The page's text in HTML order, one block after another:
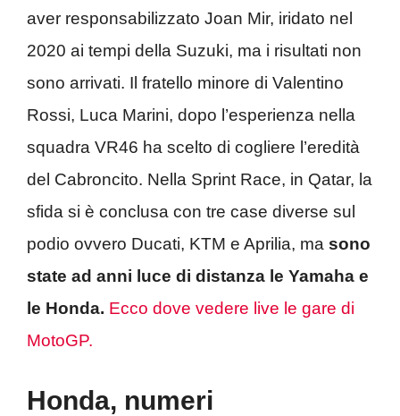
aver responsabilizzato Joan Mir, iridato nel
2020 ai tempi della Suzuki, ma i risultati non
sono arrivati. Il fratello minore di Valentino
Rossi, Luca Marini, dopo l’esperienza nella
squadra VR46 ha scelto di cogliere l’eredità
del Cabroncito. Nella Sprint Race, in Qatar, la
sfida si è conclusa con tre case diverse sul
podio ovvero Ducati, KTM e Aprilia, ma sono
state ad anni luce di distanza le Yamaha e
le Honda. Ecco dove vedere live le gare di
MotoGP.
Honda, numeri